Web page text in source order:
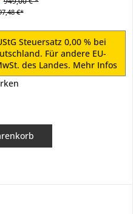
€*
Steuersatz 0,00 % bei
Für andere EU-
des Landes. Mehr Infos